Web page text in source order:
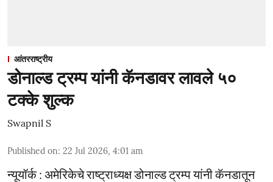
आंतरराष्ट्रीय
डोनाल्ड ट्रम्प यांनी कॅनडावर लावले ५०
टक्के शुल्क
Swapnil S
Published on: 22 Jul 2026, 4:01 am
न्यूयॉर्क : अमेरिकेचे राष्ट्राध्यक्ष डोनाल्ड ट्रम्प यांनी कॅनडातून